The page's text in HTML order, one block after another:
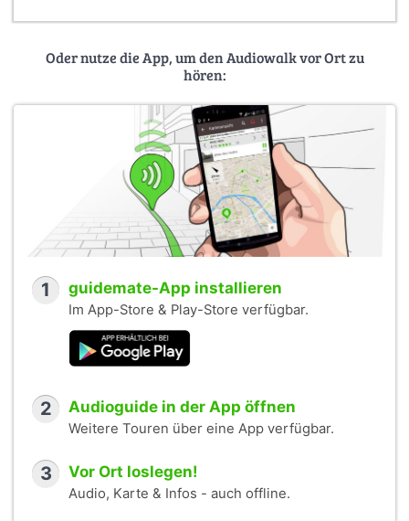
Oder nutze die App, um den Audiowalk vor Ort zu
hören:
1 guidemate-App installieren
Im App-Store & Play-Store verfügbar.
2 Audioguide in der App öffnen
Weitere Touren über eine App verfügbar.
3 Vor Ort loslegen!
Audio, Karte & Infos - auch offline.